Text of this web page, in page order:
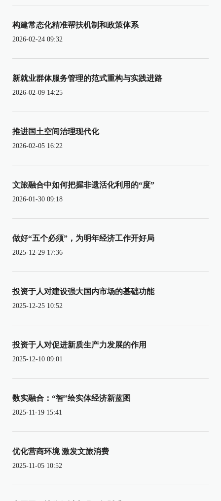
构建常态化精准帮扶机制和政策体系
2026-02-24 09:32
新就业群体服务管理的范式重构与实践进路
2026-02-09 14:25
推进国土空间治理现代化
2026-02-05 16:22
文旅融合中如何把握非遗活化利用的“度”
2026-01-30 09:18
做好“五个必须”，为明年经济工作开好局
2025-12-29 17:36
投资于人对建设强大国内市场的基础功能
2025-12-25 10:52
投资于人对促进新质生产力发展的作用
2025-12-10 09:01
数实融合：“智”绘实体经济新蓝图
2025-11-19 15:41
优化营商环境 激发文旅消费
2025-11-05 10:52